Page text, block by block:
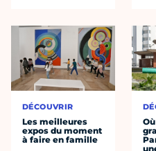
DÉCOUVRIR
Les meilleures
expos du moment
à faire en famille